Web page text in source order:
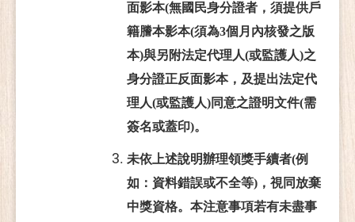
面影本(無國民身分證者，須提供戶
籍謄本影本(須為3個月內核發之版
本)與另附法定代理人(或監護人)之
身分證正反面影本，及提出法定代
理人(或監護人)同意之證明文件(需
簽名或蓋印)。
未依上述說明辦理領獎手續者(例
如：資料錯誤或不全等)，視同放棄
中獎資格。本注意事項若有未盡事